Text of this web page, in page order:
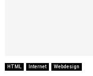
HTML Internet Webdesign